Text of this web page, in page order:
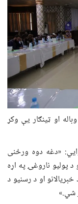
او ټینګار یې وکړ
«دغه دوه ورځنی
پولیو ناروغۍ په اړه
او د رسنیو د
شي.»